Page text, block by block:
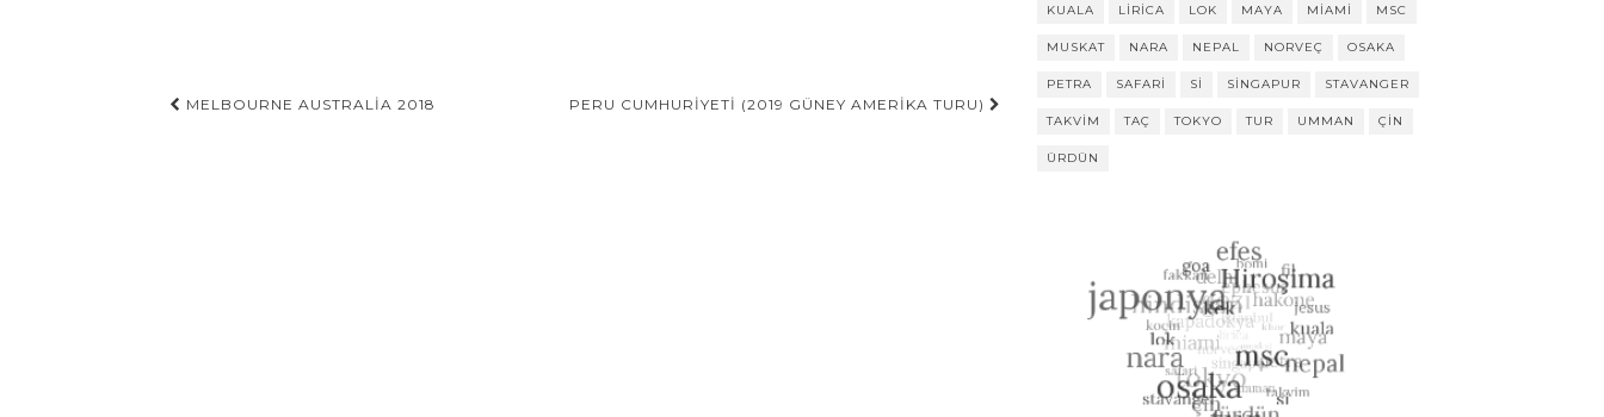
Gönderi
MELBOURNE AUSTRALIA 2018 PERU CUMHURIYETI (2019 GÜNEY AMERIKA TURU)
KUALA LIRICA LOK MAYA MIAMI MSC
MUSKAT NARA NEPAL NORVEÇ OSAKA
PETRA SAFARI SI SINGAPUR STAVANGER
TAKVIM TAÇ TOKYO TUR UMMAN ÇIN
ÜRDÜN